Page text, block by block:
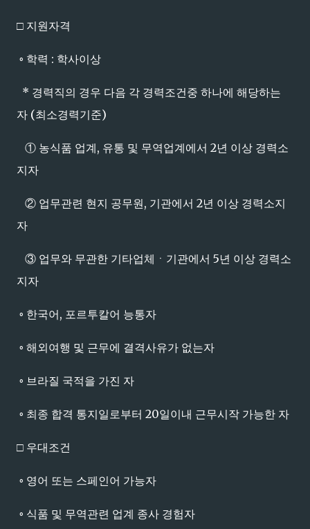
□ 지원자격
◦ 학력 : 학사이상
* 경력직의 경우 다음 각 경력조건중 하나에 해당하는
자 (최소경력기준)
① 농식품 업계, 유통 및 무역업계에서 2년 이상 경력소
지자
② 업무관련 현지 공무원, 기관에서 2년 이상 경력소지
자
③ 업무와 무관한 기타업체ㆍ기관에서 5년 이상 경력소
지자
◦ 한국어, 포르투칼어 능통자
◦ 해외여행 및 근무에 결격사유가 없는자
◦ 브라질 국적을 가진 자
◦ 최종 합격 통지일로부터 20일이내 근무시작 가능한 자
□ 우대조건
◦ 영어 또는 스페인어 가능자
◦ 식품 및 무역관련 업계 종사 경험자